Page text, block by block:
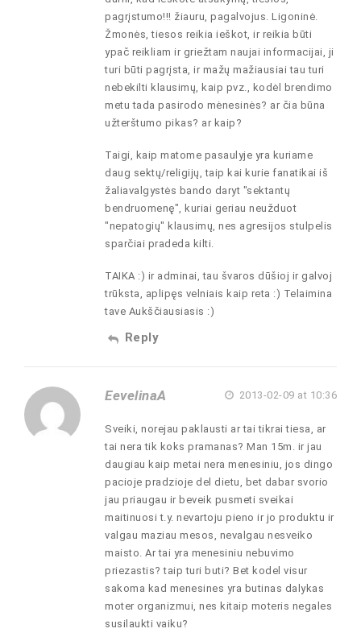
pagrįstumo!!! žiauru, pagalvojus. Ligoninė.
Žmonės, tiesos reikia ieškot, ir reikia būti
ypač reikliam ir griežtam naujai informacijai, ji
turi būti pagrįsta, ir mažų mažiausiai tau turi
nebekilti klausimų, kaip pvz., kodėl brendimo
metu tada pasirodo mėnesinės? ar čia būna
užterštumo pikas? ar kaip?
Taigi, kaip matome pasaulyje yra kuriame
daug sektų/religijų, taip kai kurie fanatikai iš
žaliavalgystės bando daryt "sektantų
bendruomenę", kuriai geriau neužduot
"nepatogių" klausimų, nes agresijos stulpelis
sparčiai pradeda kilti.
TAIKA :) ir adminai, tau švaros dūšioj ir galvoj
trūksta, aplipęs velniais kaip reta :) Telaimina
tave Aukščiausiasis :)
Reply
EevelinaA 2013-02-09 at 10:36
Sveiki, norejau paklausti ar tai tikrai tiesa, ar
tai nera tik koks pramanas? Man 15m. ir jau
daugiau kaip metai nera menesiniu, jos dingo
pacioje pradzioje del dietu, bet dabar svorio
jau priaugau ir beveik pusmeti sveikai
maitinuosi t.y. nevartoju pieno ir jo produktu ir
valgau maziau mesos, nevalgau nesveiko
maisto. Ar tai yra menesiniu nebuvimo
priezastis? taip turi buti? Bet kodel visur
sakoma kad menesines yra butinas dalykas
moter organizmui, nes kitaip moteris negales
susilaukti vaiku?